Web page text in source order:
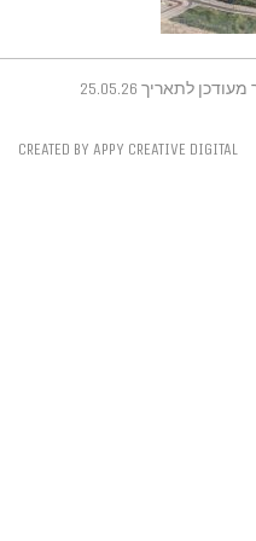
לתאריך 25.05.26
CREATED BY APPY CREATIVE DIGITAL